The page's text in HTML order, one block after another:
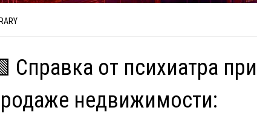
Справка от психиатра при
недвижимости: